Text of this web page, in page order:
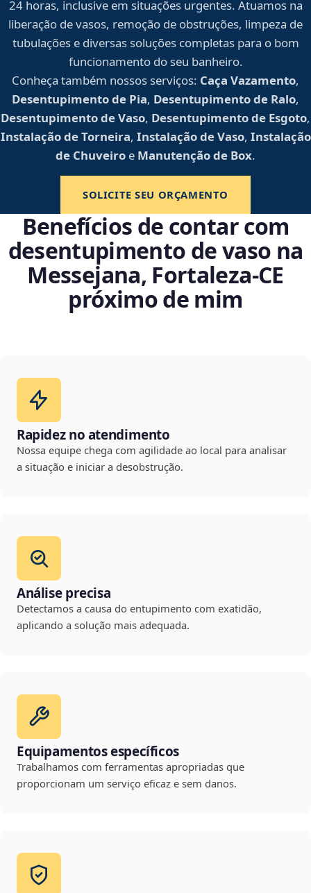
24 horas, inclusive em situações urgentes. Atuamos na
liberação de vasos, remoção de obstruções, limpeza de
tubulações e diversas soluções completas para o bom
funcionamento do seu banheiro.
Conheça também nossos serviços: Caça Vazamento,
Desentupimento de Pia, Desentupimento de Ralo,
Desentupimento de Vaso, Desentupimento de Esgoto,
Instalação de Torneira, Instalação de Vaso, Instalação
de Chuveiro e Manutenção de Box.
SOLICITE SEU ORÇAMENTO
Benefícios de contar com
desentupimento de vaso na
Messejana, Fortaleza‑CE
próximo de mim
Rapidez no atendimento
Nossa equipe chega com agilidade ao local para analisar
a situação e iniciar a desobstrução.
Análise precisa
Detectamos a causa do entupimento com exatidão,
aplicando a solução mais adequada.
Equipamentos específicos
Trabalhamos com ferramentas apropriadas que
proporcionam um serviço eficaz e sem danos.